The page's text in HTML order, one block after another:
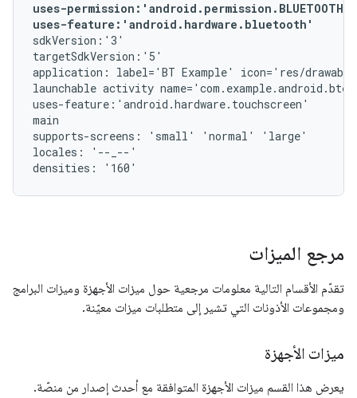
uses-
uses-feature:'android.hardware.bluetooth'
sdkVersion:'3'
targetSdkVersion:'5'
application: label='BT Example' icon='res/
launchable activity
uses-feature:'android.hardware.touchscreen'
main
supports-screens: 'small' 'normal' 'large'
locales: '--_--'
مرجع الميزات
تقدّم الأقسام التالية معلومات مرجعية حول ميزات الأجهزة وميزات البرامج
ومجموعات الأذونات التي تشير إلى متطلبات ميزات معيّنة.
ميزات الأجهزة
يعرض هذا القسم ميزات الأجهزة المتوافقة مع أحدث إصدار من منصّة.